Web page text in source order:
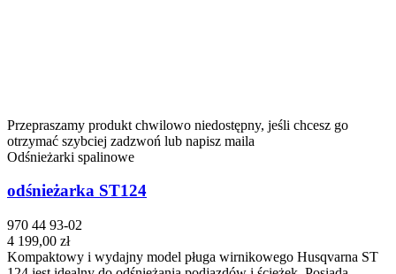
Przepraszamy produkt chwilowo niedostępny, jeśli chcesz go
otrzymać szybciej zadzwoń lub napisz maila
Odśnieżarki spalinowe
odśnieżarka ST124
970 44 93-02
4 199,00 zł
Kompaktowy i wydajny model pługa wirnikowego Husqvarna ST